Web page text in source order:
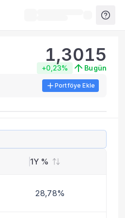
1,3015
+0,23% Bugün
Portföye Ekle
1Y %
28,78%